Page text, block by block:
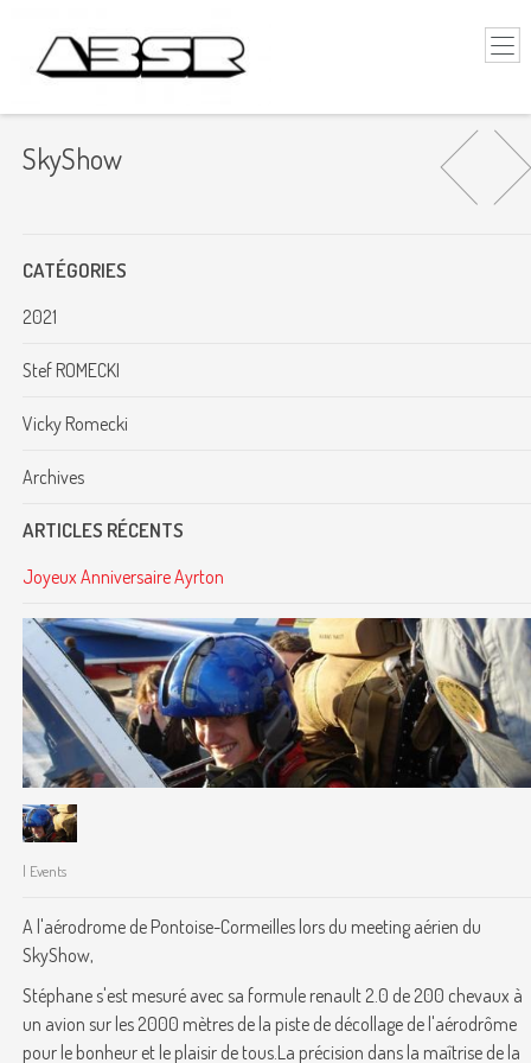
SkyShow
CATÉGORIES
2021
Stef ROMECKI
Vicky Romecki
Archives
ARTICLES RÉCENTS
Joyeux Anniversaire Ayrton
| Events
A l'aérodrome de Pontoise-Cormeilles lors du meeting aérien du
SkyShow,
Stéphane s'est mesuré avec sa formule renault 2.0 de 200 chevaux à
un avion sur les 2000 mètres de la piste de décollage de l'aérodrôme
pour le bonheur et le plaisir de tous.La précision dans la maîtrise de la